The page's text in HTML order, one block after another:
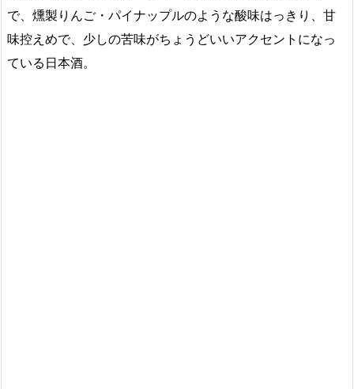
で、燻製りんご・パイナップルのような酸味はっきり、甘
味控えめで、少しの苦味がちょうどいいアクセントになっ
ている日本酒。